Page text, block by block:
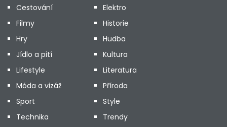
Cestování
Elektro
Filmy
Historie
Hry
Hudba
Jídlo a pití
Kultura
Lifestyle
Literatura
Móda a vizáž
Příroda
Sport
Style
Technika
Trendy